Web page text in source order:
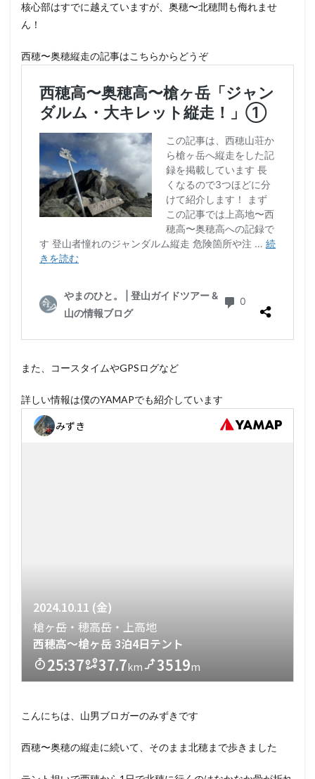
核心部はすでに越えていますが、奥穂〜北穂間も侮れませ
ん！
西穂〜奥穂縦走の記事はこちらからどうぞ
また、コースタイムやGPSログなど
詳しい情報は僕のYAMAPでも紹介しています
こんにちは、山男ブロガーのみずきです
西穂〜奥穂の縦走に続いて、そのまま北穂まで歩きました